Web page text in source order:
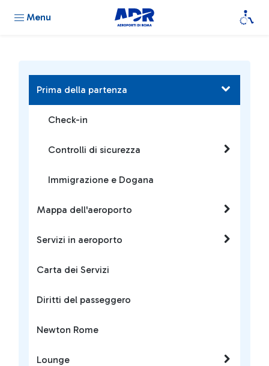
Menu
Prima della partenza
Check-in
Controlli di sicurezza
Immigrazione e Dogana
Mappa dell'aeroporto
Servizi in aeroporto
Carta dei Servizi
Diritti del passeggero
Newton Rome
Lounge